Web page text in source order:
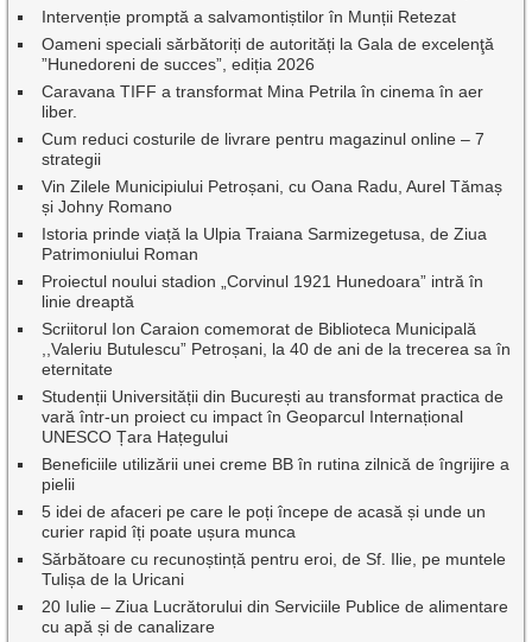
Intervenție promptă a salvamontiștilor în Munții Retezat
Oameni speciali sărbătoriți de autorități la Gala de excelenţă
”Hunedoreni de succes”, ediția 2026
Caravana TIFF a transformat Mina Petrila în cinema în aer
liber.
Cum reduci costurile de livrare pentru magazinul online – 7
strategii
Vin Zilele Municipiului Petroșani, cu Oana Radu, Aurel Tămaș
și Johny Romano
Istoria prinde viață la Ulpia Traiana Sarmizegetusa, de Ziua
Patrimoniului Roman
Proiectul noului stadion „Corvinul 1921 Hunedoara” intră în
linie dreaptă
Scriitorul Ion Caraion comemorat de Biblioteca Municipală
,,Valeriu Butulescu” Petroșani, la 40 de ani de la trecerea sa în
eternitate
Studenții Universității din București au transformat practica de
vară într-un proiect cu impact în Geoparcul Internațional
UNESCO Țara Hațegului
Beneficiile utilizării unei creme BB în rutina zilnică de îngrijire a
pielii
5 idei de afaceri pe care le poți începe de acasă și unde un
curier rapid îți poate ușura munca
Sărbătoare cu recunoștință pentru eroi, de Sf. Ilie, pe muntele
Tulișa de la Uricani
20 Iulie – Ziua Lucrătorului din Serviciile Publice de alimentare
cu apă și de canalizare